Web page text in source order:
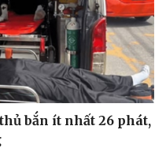
bắn ít nhất 26 phát,